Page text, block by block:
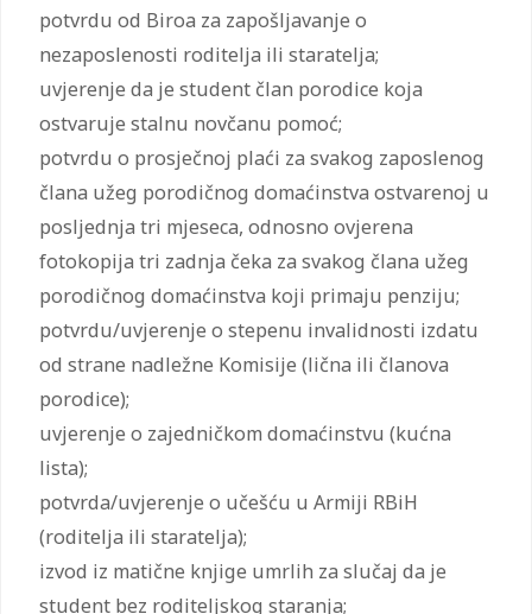
potvrdu od Biroa za zapošljavanje o
nezaposlenosti roditelja ili staratelja;
uvjerenje da je student član porodice koja
ostvaruje stalnu novčanu pomoć;
potvrdu o prosječnoj plaći za svakog zaposlenog
člana užeg porodičnog domaćinstva ostvarenoj u
posljednja tri mjeseca, odnosno ovjerena
fotokopija tri zadnja čeka za svakog člana užeg
porodičnog domaćinstva koji primaju penziju;
potvrdu/uvjerenje o stepenu invalidnosti izdatu
od strane nadležne Komisije (lična ili članova
porodice);
uvjerenje o zajedničkom domaćinstvu (kućna
lista);
potvrda/uvjerenje o učešću u Armiji RBiH
(roditelja ili staratelja);
izvod iz matične knjige umrlih za slučaj da je
student bez roditeljskog staranja;